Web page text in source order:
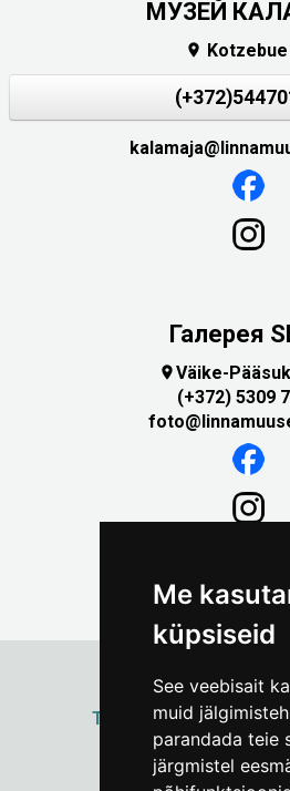
Me
küpsiseid
See veebisait
muid
parandada teie
järgmistel
МУЗЕЙ
 Kotzebue
Галерея
Väike-
(+372) 5309
ТАЛЛИННСКИЙ
Vene 17